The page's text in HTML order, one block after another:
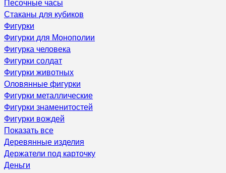
Стаканы для кубиков
Фигурки
Фигурки для Монополии
Фигурка человека
Фигурки солдат
Фигурки животных
Оловянные фигурки
Фигурки металлические
Фигурки знаменитостей
Фигурки вождей
Показать все
Деревянные изделия
Держатели под карточку
Деньги